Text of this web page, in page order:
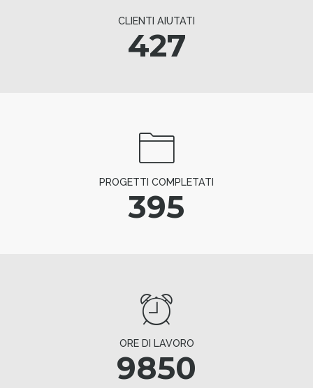
CLIENTI AIUTATI
427
PROGETTI COMPLETATI
395
ORE DI LAVORO
9850